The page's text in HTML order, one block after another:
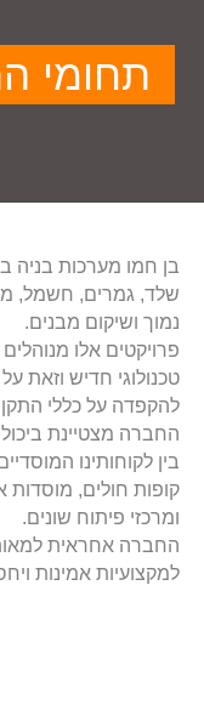
תחומי
בן חמו מערכות בניה
שלד, גמרים, חשמל,
נמוך ושיקום מבנים.
פרויקטים אלו
טכנולוגי חדיש וזאת
להקפדה על כללי התקן
החברה מצטיינת
בין לקוחותינו
קופות חולים, מוסדות
ומרכזי פיתוח שונים.
החברה אחראית למאות
למקצועיות אמינות